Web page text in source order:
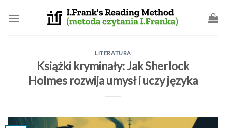
LITERATURA
Książki kryminały: Jak Sherlock
Holmes rozwija umysł i uczy języka